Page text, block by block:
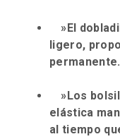
»El
ligero,
permanente.
»Los
elástica
al tiempo